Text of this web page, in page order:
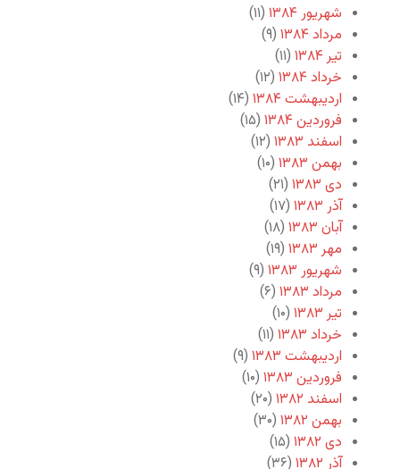
شهریور ۱۳۸۴
(۱۱)
مرداد ۱۳۸۴
(۹)
تیر ۱۳۸۴
(۱۱)
خرداد ۱۳۸۴
(۱۲)
اردیبهشت ۱۳۸۴
(۱۴)
فروردین ۱۳۸۴
(۱۵)
اسفند ۱۳۸۳
(۱۲)
بهمن ۱۳۸۳
(۱۰)
دی ۱۳۸۳
(۲۱)
آذر ۱۳۸۳
(۱۷)
آبان ۱۳۸۳
(۱۸)
مهر ۱۳۸۳
(۱۹)
شهریور ۱۳۸۳
(۹)
مرداد ۱۳۸۳
(۶)
تیر ۱۳۸۳
(۱۰)
خرداد ۱۳۸۳
(۱۱)
اردیبهشت ۱۳۸۳
(۹)
فروردین ۱۳۸۳
(۱۰)
اسفند ۱۳۸۲
(۲۰)
بهمن ۱۳۸۲
(۳۰)
دی ۱۳۸۲
(۱۵)
آذر ۱۳۸۲
(۳۶)